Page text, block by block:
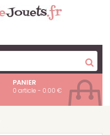
PANIER
0 article - 0.00 €